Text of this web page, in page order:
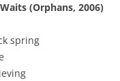
(Orphans, 2006)
spring